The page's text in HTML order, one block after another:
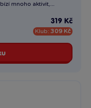
mnoho aktivit,...
319 Kč
Klub: 309 Kč